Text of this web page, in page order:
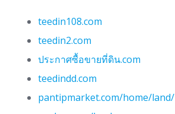
teedin108.com
teedin2.com
ประกาศซื้อขายที่ดิน.com
teedindd.com
pantipmarket.com/home/land/